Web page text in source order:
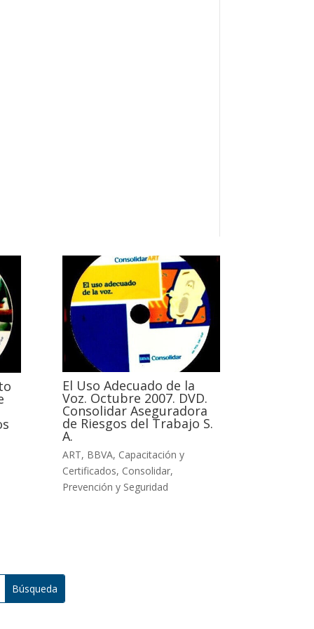
El Uso Adecuado de la
Voz. Octubre 2007. DVD.
Consolidar Aseguradora
de Riesgos del Trabajo S.
A.
ART, BBVA, Capacitación y
Certificados, Consolidar,
Prevención y Seguridad